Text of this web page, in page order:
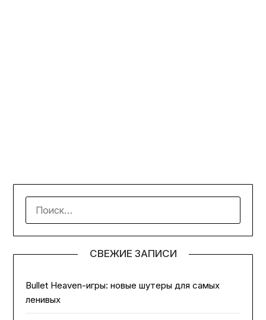
СВЕЖИЕ ЗАПИСИ
Bullet Heaven-игры: новые шутеры для самых
ленивых